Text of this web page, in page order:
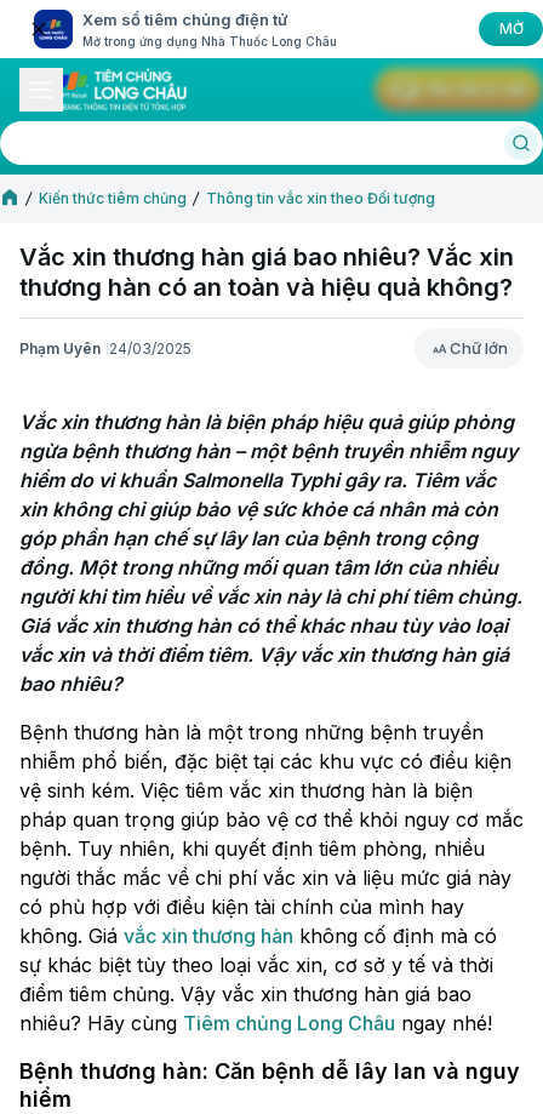
Xem sổ tiêm chủng điện tử
Mở trong ứng dụng Nhà Thuốc Long Châu
MỞ
Kiến thức tiêm chủng Thông tin vắc xin theo Đối tượng
Vắc xin thương hàn giá bao nhiêu​? Vắc xin
thương hàn có an toàn và hiệu quả không?
Phạm Uyên 24/03/2025 Chữ lớn
Chữ lớn
Vắc xin thương hàn là biện pháp hiệu quả giúp phòng
ngừa bệnh thương hàn – một bệnh truyền nhiễm nguy
hiểm do vi khuẩn Salmonella Typhi gây ra. Tiêm vắc
xin không chỉ giúp bảo vệ sức khỏe cá nhân mà còn
góp phần hạn chế sự lây lan của bệnh trong cộng
đồng. Một trong những mối quan tâm lớn của nhiều
người khi tìm hiểu về vắc xin này là chi phí tiêm chủng.
Giá vắc xin thương hàn có thể khác nhau tùy vào loại
vắc xin và thời điểm tiêm. Vậy vắc xin thương hàn giá
bao nhiêu​?
Bệnh thương hàn là một trong những bệnh truyền
nhiễm phổ biến, đặc biệt tại các khu vực có điều kiện
vệ sinh kém. Việc tiêm vắc xin thương hàn là biện
pháp quan trọng giúp bảo vệ cơ thể khỏi nguy cơ mắc
bệnh. Tuy nhiên, khi quyết định tiêm phòng, nhiều
người thắc mắc về chi phí vắc xin và liệu mức giá này
có phù hợp với điều kiện tài chính của mình hay
không. Giá vắc xin thương hàn không cố định mà có
sự khác biệt tùy theo loại vắc xin, cơ sở y tế và thời
điểm tiêm chủng. Vậy vắc xin thương hàn giá bao
nhiêu​? Hãy cùng Tiêm chủng Long Châu ngay nhé!
Bệnh thương hàn: Căn bệnh dễ lây lan và nguy
hiểm